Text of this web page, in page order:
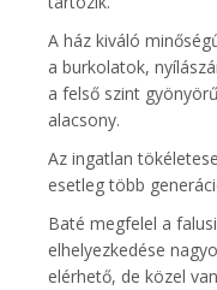
A ház kiváló
a burkolatok,
a felső szint
alacsony.
Az ingatlan
esetleg több
Baté megfelel a
elhelyezkedése
elérhető, de közel